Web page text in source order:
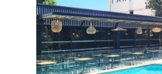
4
5
6
7